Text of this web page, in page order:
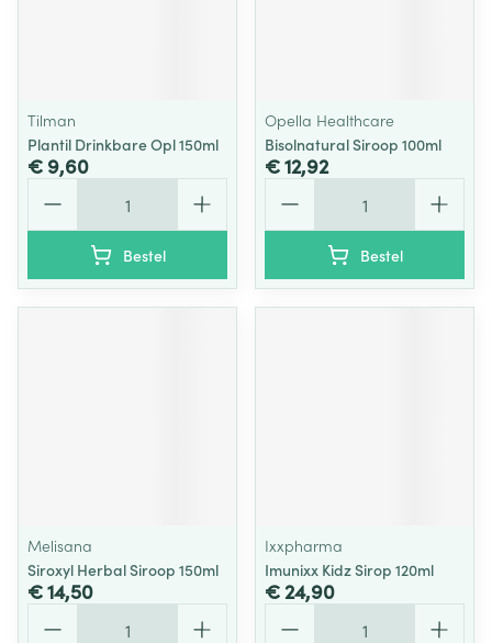
Tilman
Plantil Drinkbare Opl 150ml
€ 9,60
Bestel
Opella Healthcare
Bisolnatural Siroop 100ml
€ 12,92
Bestel
Melisana
Siroxyl Herbal Siroop 150ml
€ 14,50
Ixxpharma
Imunixx Kidz Sirop 120ml
€ 24,90